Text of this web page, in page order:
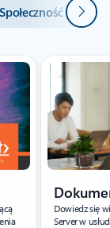
Społeczność i Dalej
Szybki start i
Dowiedz się
Server w